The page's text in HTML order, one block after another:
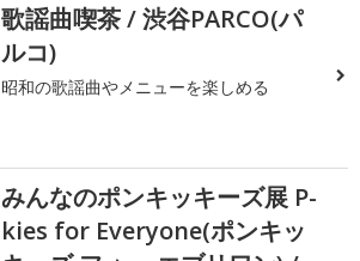
歌謡曲喫茶 / 渋谷PARCO(パ
ルコ)
昭和の歌謡曲やメニューを楽しめる
みんなのポンキッキーズ展 P-
kies for Everyone(ポンキッ